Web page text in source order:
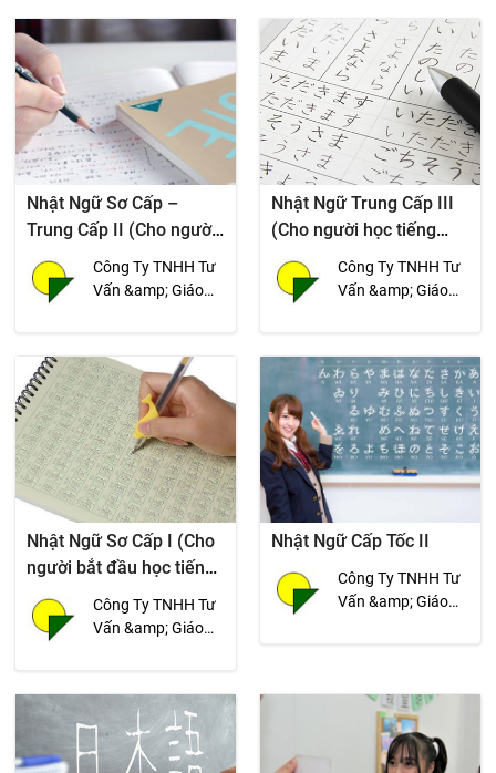
Tiến
Tiến
Nhật Ngữ Sơ Cấp –
Trung Cấp II (Cho người
học tiếng Nhật từ 09
tháng trở lên)
Công Ty TNHH Tư
Vấn &amp; Giáo
Tiến
Nhật Ngữ Trung Cấp III
(Cho người học tiếng
Nhật từ 24 tháng trở lên)
Công Ty TNHH Tư
Vấn &amp; Giáo
Tiến
Nhật Ngữ Sơ Cấp I (Cho
người bắt đầu học tiếng
Nhật)
Công Ty TNHH Tư
Vấn &amp; Giáo
Tiến
Nhật Ngữ Cấp Tốc II
Công Ty TNHH Tư
Vấn &amp; Giáo